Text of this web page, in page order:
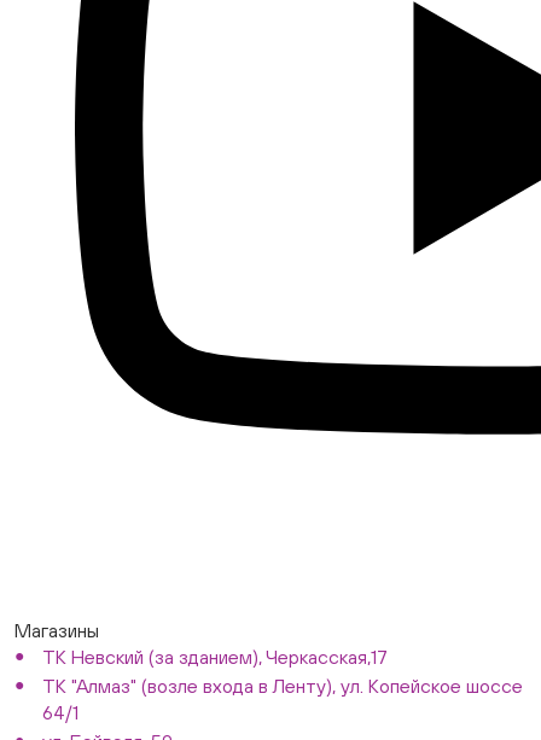
Магазины
ТК Невский (за зданием), Черкасская,17
ТК "Алмаз" (возле входа в Ленту), ул. Копейское шоссе
64/1